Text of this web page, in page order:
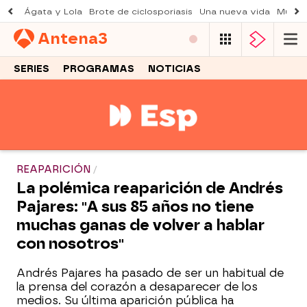
Ágata y Lola Brote de ciclosporiasis Una nueva vida
Antena3
SERIES PROGRAMAS NOTICIAS
REAPARICIÓN
La polémica reaparición de Andrés
Pajares: "A sus 85 años no tiene
muchas ganas de volver a hablar
con nosotros"
Andrés Pajares ha pasado de ser un habitual de
la prensa del corazón a desaparecer de los
medios. Su última aparición pública ha